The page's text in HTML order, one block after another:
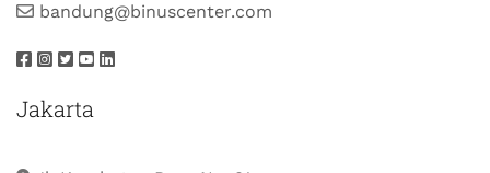
bandung@binuscenter.com
Jakarta